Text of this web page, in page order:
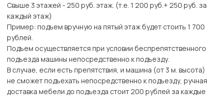
Свыше 3 этажей - 250 руб. этаж. (т.е. 1 200 руб.+ 250 руб. за
каждый этаж)
Пример: подъем вручную на пятый этаж будет стоить 1 700
рублей.
Подъем осуществляется при условии беспрепятственного
подъезда машины непосредственно к подъезду.
В случае, если есть препятствия, и машина (от 3 м. высота)
не сможет подъехать непосредственно к подъезду, ручная
доставка мебели до подъезда стоит 200 рублей за каждые